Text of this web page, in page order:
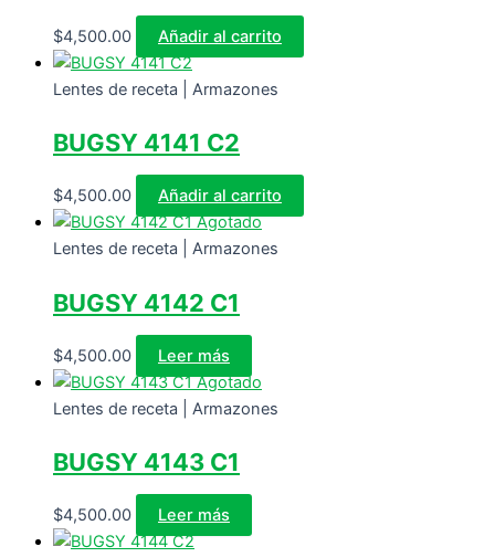
$4,500.00 Añadir al carrito
Lentes de receta | Armazones
BUGSY 4141 C2
$4,500.00
Añadir al carrito
Agotado
Lentes de receta | Armazones
BUGSY 4142 C1
$4,500.00
Leer más
Agotado
Lentes de receta | Armazones
BUGSY 4143 C1
$4,500.00 Leer más